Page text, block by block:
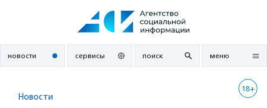
новости сервисы поиск меню
18+
Новости